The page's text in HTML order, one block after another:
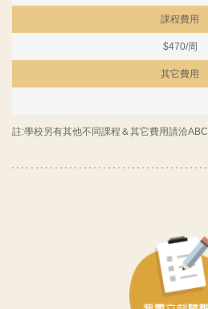
課程費用
$470/周
其它費用
註:學校另有其他不同課程＆其它費用請洽ABC